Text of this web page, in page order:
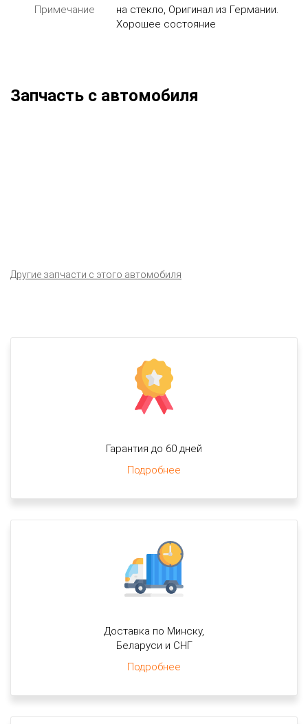
Примечание
на стекло, Оригинал из Германии.
Хорошее состояние
Запчасть с автомобиля
Другие запчасти с этого автомобиля
Гарантия до 60 дней
Подробнее
Доставка по Минску,
Беларуси и СНГ
Подробнее